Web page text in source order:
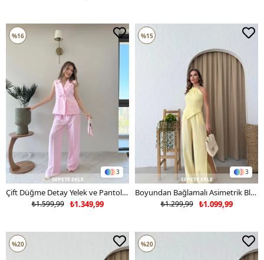
3
SEPETE EKLE
Çift Düğme Detay Yelek ve Pantolonlu Tensel Kumaş İkili Takım Pembe 2242
₺1.349,99
₺1.599,99
%16
3
SEPETE EKLE
Boyundan Bağlamalı Asimetrik Bluz ve Pantolon Yırtmaçlı Keten İkili Takım Sarı 2211
₺1.099,99
₺1.299,99
%15
%20 %20